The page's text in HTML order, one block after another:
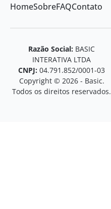
HomeSobreFAQContato
Razão Social: BASIC
INTERATIVA LTDA
CNPJ: 04.791.852/0001-03
Copyright © 2026 - Basic.
Todos os direitos reservados.